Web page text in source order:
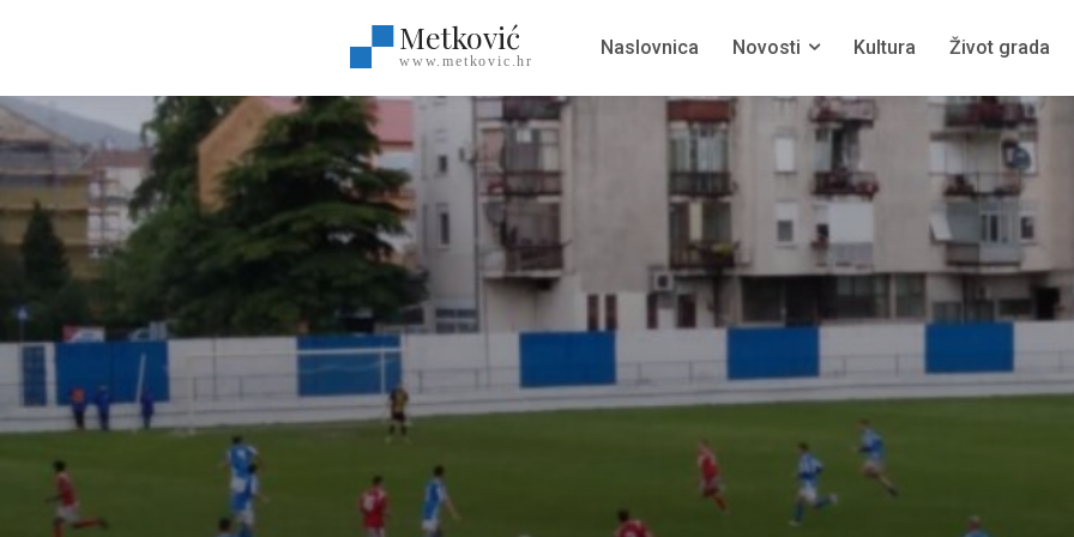
Metković
www.metkovic.hr
Naslovnica Novosti Kultura Život grada